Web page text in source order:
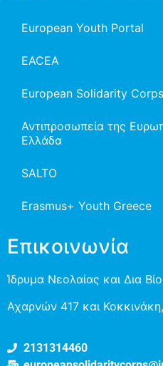
European Youth Portal
EACEA
European Solidarity
Αντιπροσωπεία της
Ελλάδα
SALTO
Erasmus+ Youth Greece
Επικοινωνία
Ίδρυμα Νεολαίας και Δια
Αχαρνών 417 και
2131314460